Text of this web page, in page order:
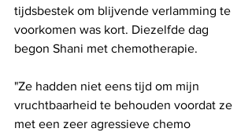
tijdsbestek om blijvende verlamming te
voorkomen was kort. Diezelfde dag
begon Shani met chemotherapie.
"Ze hadden niet eens tijd om mijn
vruchtbaarheid te behouden voordat ze
met een zeer agressieve chemo